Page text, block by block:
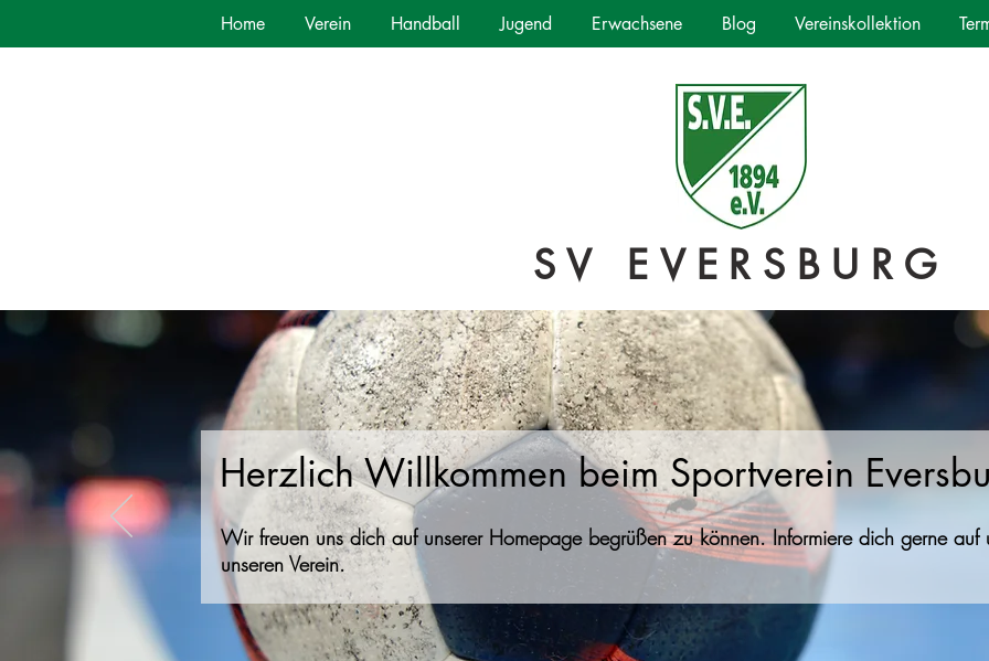
Home Verein Handball Jugend Erwachsene Blog Vereinskollektion
SV EVERSBURG
Herzlich Willkommen beim Sportverein
Wir freuen uns dich auf unserer Homepage begrüßen zu können. Informiere dich gerne auf
unseren Verein.